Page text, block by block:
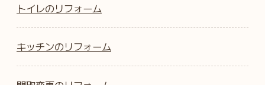
トイレのリフォーム
キッチンのリフォーム